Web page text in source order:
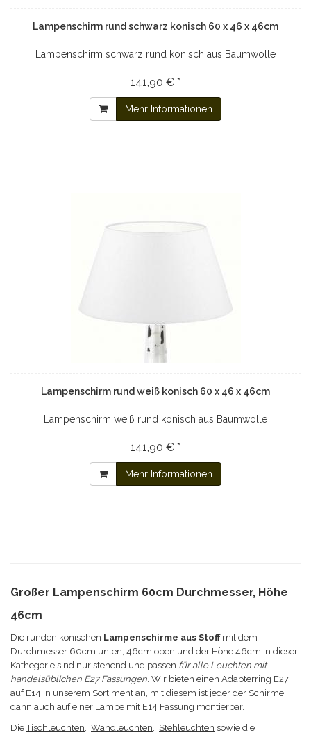
Lampenschirm rund schwarz konisch 60 x 46 x 46cm
Lampenschirm schwarz rund konisch aus Baumwolle
141,90 € *
Mehr Informationen
Lampenschirm rund weiß konisch 60 x 46 x 46cm
Lampenschirm weiß rund konisch aus Baumwolle
141,90 € *
Mehr Informationen
Großer Lampenschirm 60cm Durchmesser, Höhe
46cm
Die runden konischen Lampenschirme aus Stoffmit dem
Durchmesser 60cm unten, 46cm oben und der Höhe 46cm in dieser
Kathegorie sind nur stehend und passen für alle Leuchten mit
handelsüblichen E27 Fassungen. Wir bieten einen Adapterring E27
auf E14 in unserem Sortiment an, mit diesem ist jeder der Schirme
dann auch auf einer Lampe mit E14 Fassung montierbar.
DieTischleuchten, Wandleuchten, Stehleuchten sowie die